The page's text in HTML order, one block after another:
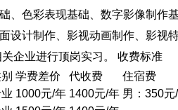
、色彩表现基础、数字影像制作
设计制作、影视动画制作、影
企业进行顶岗实习。 收费标准
学费差价 代收费
住宿费
1000元/年 1400元/年 男：350元